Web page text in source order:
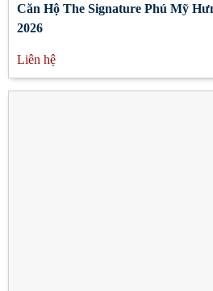
Căn Hộ The Signature Phú Mỹ
2026
Liên hệ